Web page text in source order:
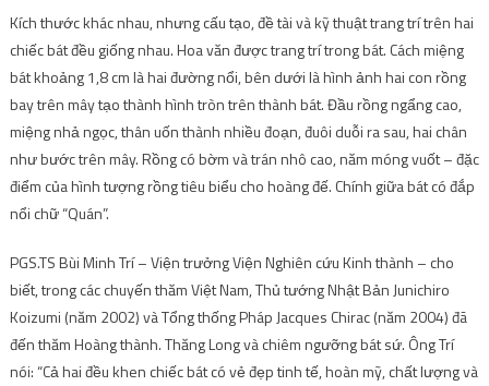
Kích thước khác nhau, nhưng cấu tạo, đề tài và kỹ thuật trang trí trên hai
chiếc bát đều giống nhau. Hoa văn được trang trí trong bát. Cách miệng
bát khoảng 1,8 cm là hai đường nổi, bên dưới là hình ảnh hai con rồng
bay trên mây tạo thành hình tròn trên thành bát. Đầu rồng ngẩng cao,
miệng nhả ngọc, thân uốn thành nhiều đoạn, đuôi duỗi ra sau, hai chân
như bước trên mây. Rồng có bờm và trán nhô cao, năm móng vuốt – đặc
điểm của hình tượng rồng tiêu biểu cho hoàng đế. Chính giữa bát có đắp
nổi chữ “Quán”.
PGS.TS Bùi Minh Trí – Viện trưởng Viện Nghiên cứu Kinh thành – cho
biết, trong các chuyến thăm Việt Nam, Thủ tướng Nhật Bản Junichiro
Koizumi (năm 2002) và Tổng thống Pháp Jacques Chirac (năm 2004) đã
đến thăm Hoàng thành. Thăng Long và chiêm ngưỡng bát sứ. Ông Trí
nói: “Cả hai đều khen chiếc bát có vẻ đẹp tinh tế, hoàn mỹ, chất lượng và